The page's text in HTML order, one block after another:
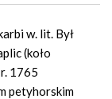
w. lit. Był
(koło
1765
petyhorskim